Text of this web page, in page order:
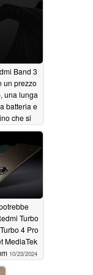
Band 3
un prezzo
una lunga
batteria e
che si
al buio
Turbo
4 Pro
MediaTek
10/23/2024